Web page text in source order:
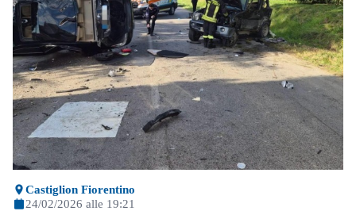
Castiglion Fiorentino
24/02/2026 alle 19:21